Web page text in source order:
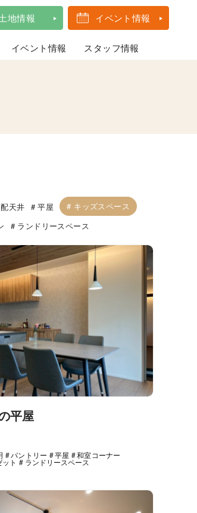
地情報 イベント情報
イベント情報 スタッフ情報
天井 平屋
キッズスペース
ランドリースペース
平屋
パントリー 平屋 和室コーナー
ト ランドリースペース